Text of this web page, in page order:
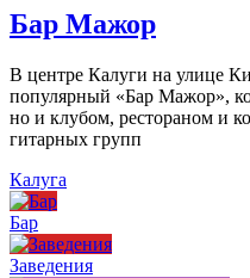
Бар Мажор
В центре Калуги на улице
популярный «Бар Мажор»,
но и клубом, рестораном и
гитарных групп
Калуга
Бар
Заведения